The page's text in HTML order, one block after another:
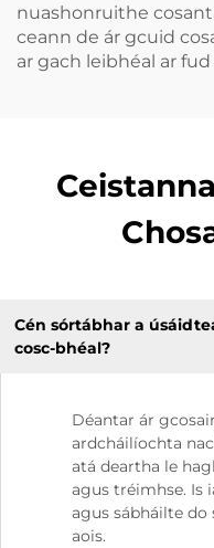
nuashonruithe
ceann de ár gcuid
ar gach leibhéal ar
Cén sórtábhar a
cosc-bhéal?
Déantar ár
ardcháilíochta
atá deartha le
agus tréimhse. Is
agus sábháilte
aois.